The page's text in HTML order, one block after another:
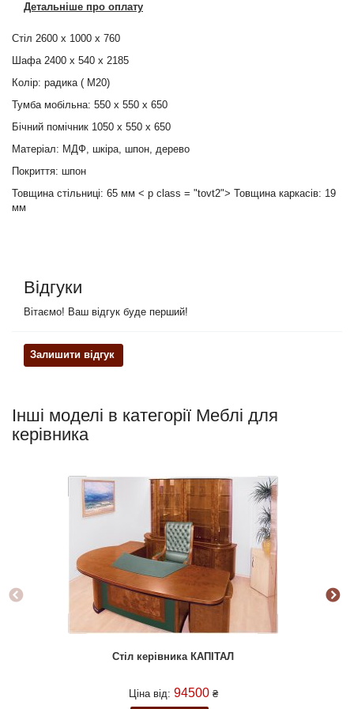
Детальніше про оплату
Стіл 2600 х 1000 х 760
Шафа 2400 х 540 х 2185
Колір: радика ( М20)
Тумба мобільна: 550 х 550 х 650
Бічний помічник 1050 х 550 х 650
Матеріал: МДФ, шкіра, шпон, дерево
Покриття: шпон
Товщина стільниці: 65 мм < p class = "tovt2"> Товщина каркасів: 19
мм
Відгуки
Вітаємо! Ваш відгук буде перший!
Залишити відгук
Інші моделі в категорії Меблі для
керівника
Стіл керівника КАПІТАЛ
Ціна від: 94500 ₴